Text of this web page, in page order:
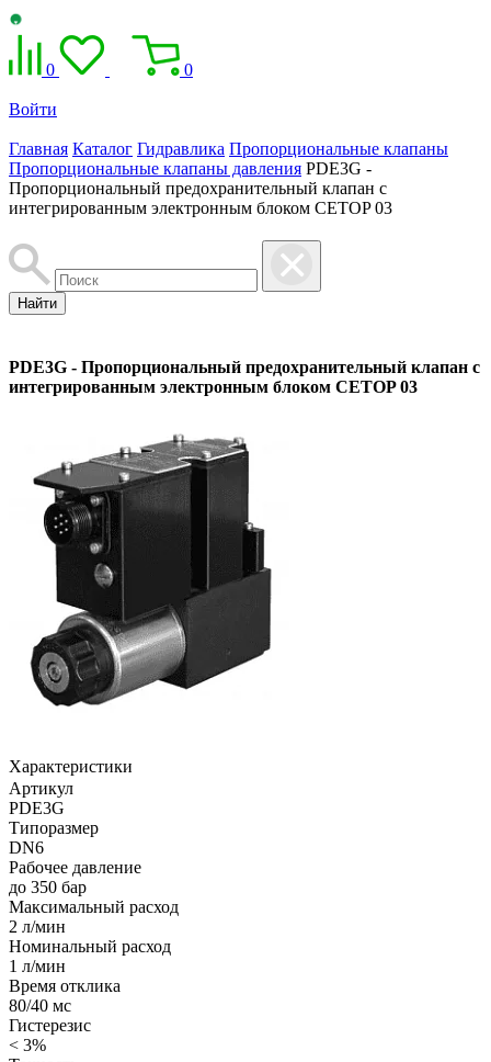
0 0
Войти
Главная Каталог Гидравлика Пропорциональные клапаны
Пропорциональные клапаны давления PDE3G -
Пропорциональный предохранительный клапан с
интегрированным электронным блоком CETOP 03
Найти
PDE3G - Пропорциональный предохранительный клапан с
интегрированным электронным блоком CETOP 03
Характеристики
Артикул
PDE3G
Типоразмер
DN6
Рабочее давление
до 350 бар
Максимальный расход
2 л/мин
Номинальный расход
1 л/мин
Время отклика
80/40 мс
Гистерезис
< 3%